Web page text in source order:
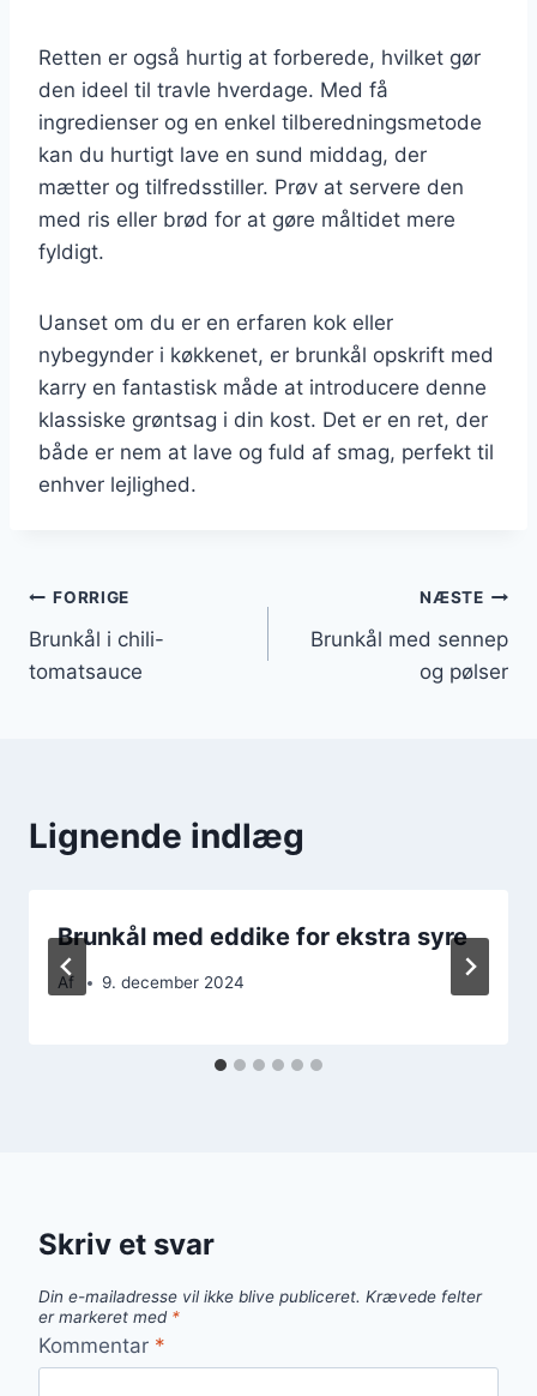
Retten er også hurtig at forberede, hvilket gør
den ideel til travle hverdage. Med få
ingredienser og en enkel tilberedningsmetode
kan du hurtigt lave en sund middag, der
mætter og tilfredsstiller. Prøv at servere den
med ris eller brød for at gøre måltidet mere
fyldigt.
Uanset om du er en erfaren kok eller
nybegynder i køkkenet, er brunkål opskrift med
karry en fantastisk måde at introducere denne
klassiske grøntsag i din kost. Det er en ret, der
både er nem at lave og fuld af smag, perfekt til
enhver lejlighed.
Indlægsnavigation
FORRIGE
Brunkål i chili-
tomatsauce
NÆSTE
Brunkål med sennep
og pølser
Lignende indlæg
Brunkål med eddike for ekstra syre
Af 9. december 2024
Skriv et svar
Din e-mailadresse vil ikke blive publiceret. Krævede felter
er markeret med *
Kommentar *